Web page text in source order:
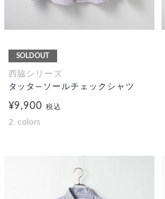
SOLDOUT
西脇シリーズ
タッタ―ソールチェックシャツ
¥9,900税込
2 colors